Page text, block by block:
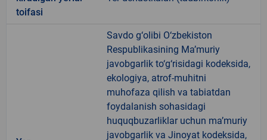
toifasi
Savdo g‘olibi O‘zbekiston
Respublikasining Ma’muriy
javobgarlik to‘g‘risidagi kodeksida,
ekologiya, atrof-muhitni
muhofaza qilish va tabiatdan
foydalanish sohasidagi
huquqbuzarliklar uchun ma’muriy
javobgarlik va Jinoyat kodeksida,